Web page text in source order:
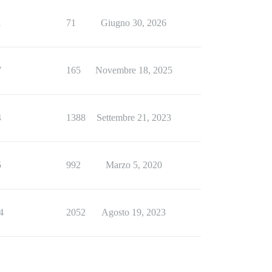
71 Giugno 30, 2026
165 Novembre 18, 2025
1388 Settembre 21, 2023
992 Marzo 5, 2020
2052 Agosto 19, 2023